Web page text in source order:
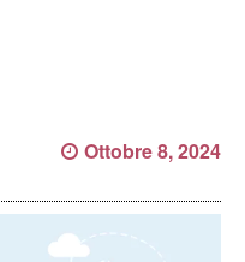
Ottobre 8, 2024